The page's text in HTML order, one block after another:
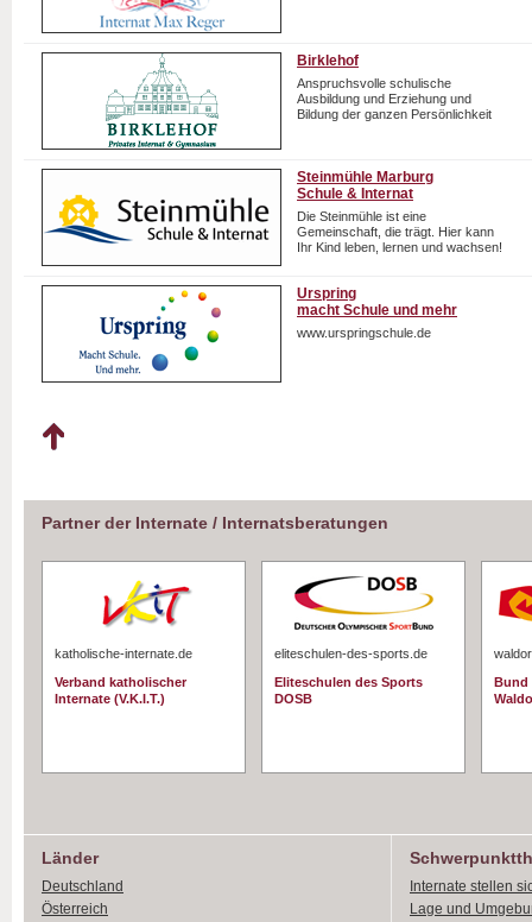
Birklehof
Anspruchsvolle schulische
Ausbildung und Erziehung und
Bildung der ganzen Persönlichkeit
Steinmühle Marburg
Schule & Internat
Die Steinmühle ist eine
Gemeinschaft, die trägt. Hier kann
Ihr Kind leben, lernen und wachsen!
Urspring
macht Schule und mehr
www.urspringschule.de
Partner der Internate / Internatsberatungen
katholische-internate.de
Verband katholischer
Internate (V.K.I.T.)
eliteschulen-des-sports.de
Eliteschulen des Sports
DOSB
Bund
Länder
Deutschland
Österreich
Internate stellen
Lage und